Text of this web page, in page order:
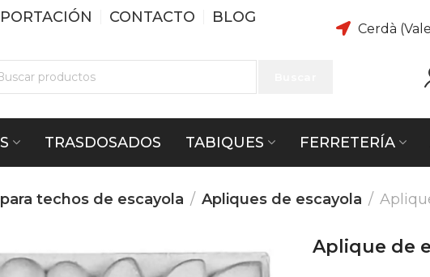
CONTACTO BLOG
Cerdà
TRASDOSADOS TABIQUES FERRETERÍA
techos de escayola Apliques de escayola
Aplique de